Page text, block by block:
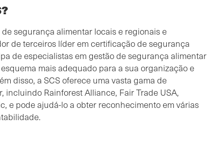
segurança alimentar locais e regionais e
de terceiros líder em certificação de segurança
de especialistas em gestão de segurança alimentar
mais adequado para a sua organização e
disso, a SCS oferece uma vasta gama de
Rainforest Alliance, Fair Trade USA,
e pode ajudá-lo a obter reconhecimento em várias